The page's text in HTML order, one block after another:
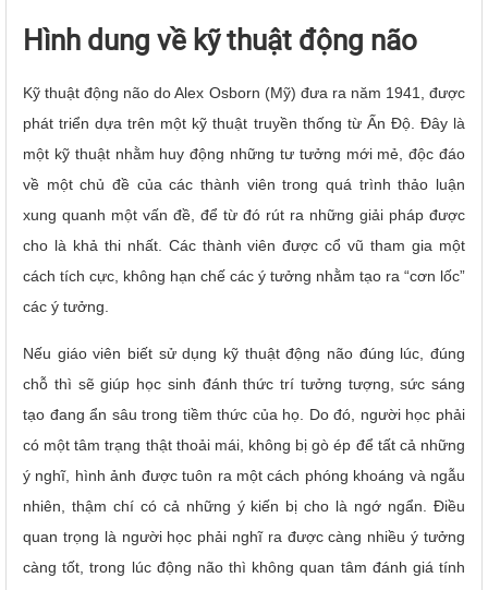
Hình dung về kỹ thuật động não
Kỹ thuật động não do Alex Osborn (Mỹ) đưa ra năm 1941, được
phát triển dựa trên một kỹ thuật truyền thống từ Ấn Độ. Đây là
một kỹ thuật nhằm huy động những tư tưởng mới mẻ, độc đáo
về một chủ đề của các thành viên trong quá trình thảo luận
xung quanh một vấn đề, để từ đó rút ra những giải pháp được
cho là khả thi nhất. Các thành viên được cổ vũ tham gia một
cách tích cực, không hạn chế các ý tưởng nhằm tạo ra “cơn lốc”
các ý tưởng.
Nếu giáo viên biết sử dụng kỹ thuật động não đúng lúc, đúng
chỗ thì sẽ giúp học sinh đánh thức trí tưởng tượng, sức sáng
tạo đang ẩn sâu trong tiềm thức của họ. Do đó, người học phải
có một tâm trạng thật thoải mái, không bị gò ép để tất cả những
ý nghĩ, hình ảnh được tuôn ra một cách phóng khoáng và ngẫu
nhiên, thậm chí có cả những ý kiến bị cho là ngớ ngẩn. Điều
quan trọng là người học phải nghĩ ra được càng nhiều ý tưởng
càng tốt, trong lúc động não thì không quan tâm đánh giá tính